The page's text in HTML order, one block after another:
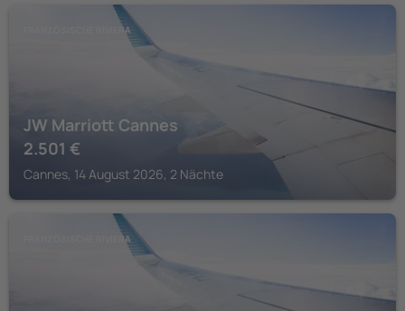
FRANZÖSISCHE RIVIERA
JW Marriott Cannes
2.501 €
Cannes, 14 August 2026, 2 Nächte
FRANZÖSISCHE RIVIERA